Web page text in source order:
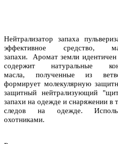
Нейтрализатор запаха
эффективное средство,
запахи.
Аромат земли
содержитнатуральные
масла, полученные из
формирует молекулярную
защитный нейтрализующий
запахи на одежде и снаряжении в
следов на одежде.
охотниками.